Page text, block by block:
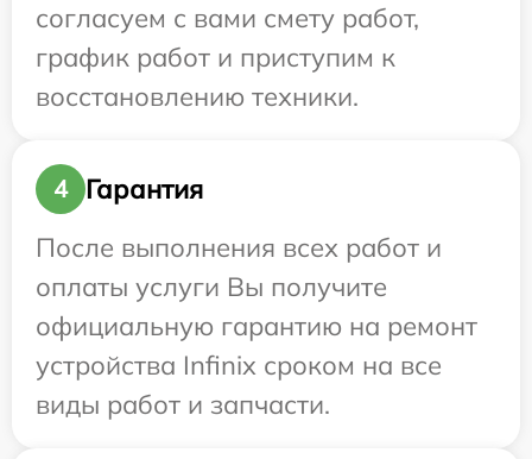
согласуем с вами смету работ,
график работ и приступим к
восстановлению техники.
4
Гарантия
После выполнения всех работ и
оплаты услуги Вы получите
официальную гарантию на ремонт
устройства Infinix сроком на все
виды работ и запчасти.